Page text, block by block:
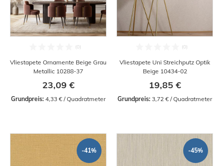
Vliestapete Ornamente Beige Grau
Metallic 10288-37
23,09 €
Grundpreis: 4,33 € / Quadratmeter
Vliestapete Uni Streichputz Optik
Beige 10434-02
19,85 €
Grundpreis: 3,72 € / Quadratmeter
-41% -45%